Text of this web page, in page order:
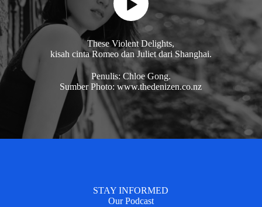
These Violent Delights,
kisah cinta Romeo dan Juliet dari Shanghai.
Penulis: Chloe Gong.
Sumber Photo: www.thedenizen.co.nz
STAY INFORMED
Our Podcast